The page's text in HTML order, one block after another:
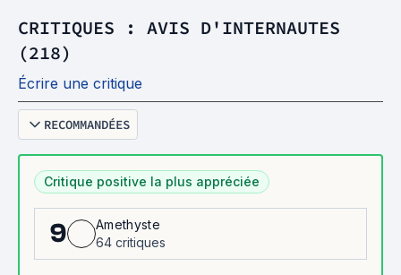
CRITIQUES : AVIS D'INTERNAUTES
(218)
Écrire une critique
RECOMMANDÉES
Critique positive la plus appréciée
9
Amethyste
64 critiques